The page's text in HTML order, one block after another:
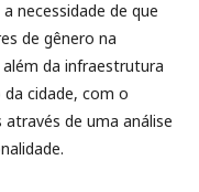
necessidade de que
de gênero na
da infraestrutura
cidade, com o
de uma análise